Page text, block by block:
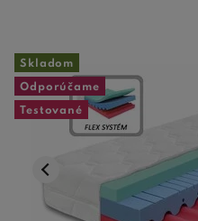
Skladom
Odporúčame
Testované